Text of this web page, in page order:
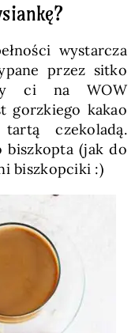
wystarcza
przez sitko
ci na WOW
gorzkiego kakao
czekoladą.
biszkopta (jak do
biszkopciki :)